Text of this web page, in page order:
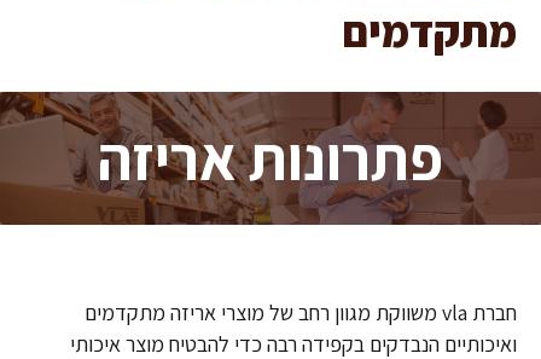
מתקדמים
פתרונות אריזה
חברת vla משווקת מגוון רחב של מוצרי אריזה מתקדמים
ואיכותיים הנבדקים בקפידה רבה כדי להבטיח מוצר איכותי